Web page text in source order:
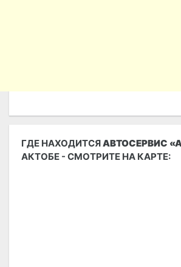
ГДЕ НАХОДИТСЯАВТОСЕРВИС
АКТОБЕ - СМОТРИТЕ НА КАРТЕ: